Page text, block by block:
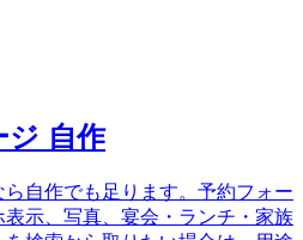
ジ 自作
自作でも足ります。予約フォー
示、写真、宴会・ランチ・家族